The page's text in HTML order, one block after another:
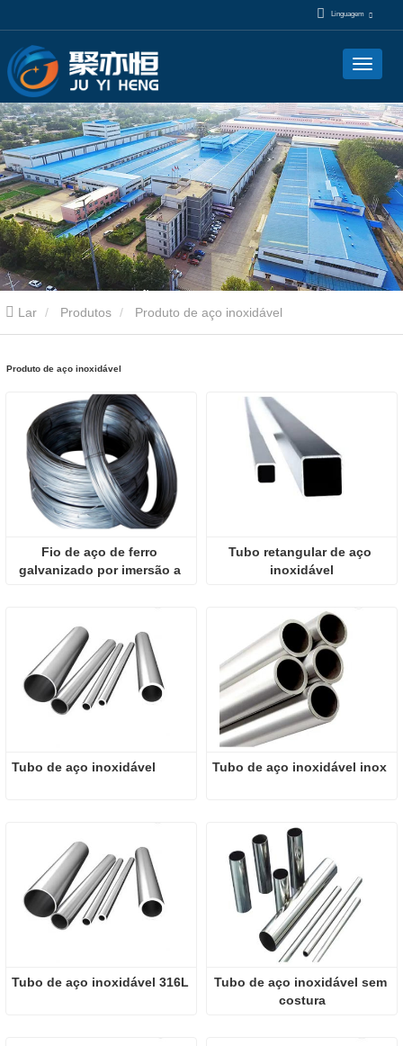
Linguagem
Lar Produtos Produto de aço inoxidável
Produto de aço inoxidável
Fio de aço de ferro
galvanizado por imersão a
Tubo retangular de aço
inoxidável
Tubo de aço inoxidável Tubo de aço inoxidável inox
Tubo de aço inoxidável 316L
Tubo de aço inoxidável sem
costura